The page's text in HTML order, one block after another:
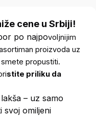
cene u Srbiji!
po najpovoljnijim
proizvoda uz
propustiti.
stite priliku da
– uz samo
svoj omiljeni